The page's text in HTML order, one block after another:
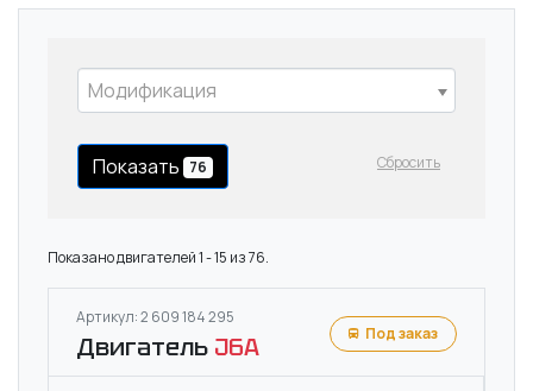
Модификация
Показать 76 Сбросить
Показано двигателей 1 - 15 из 76.
Артикул: 2 609 184 295
Двигатель J6A Под заказ